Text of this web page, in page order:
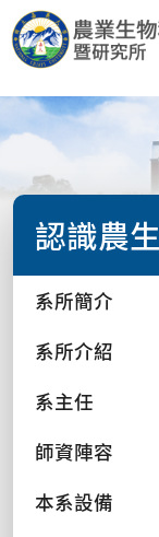
認識農生
系所簡介
系所介紹
系主任
師資陣容
本系設備